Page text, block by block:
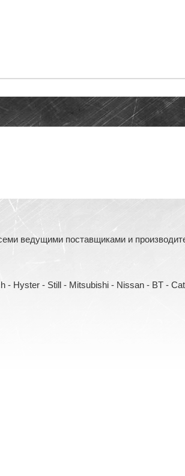
ведущими поставщиками и
- Hyster - Still - Mitsubishi - Nissan - BT -